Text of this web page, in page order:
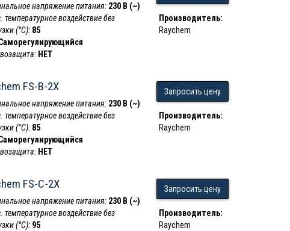
напряжение питания: 230 В (~)
температурное воздействие без
(°С): 85
НЕТ
Производитель:
Raychem
FS-B-2X
напряжение питания: 230 В (~)
температурное воздействие без
(°С): 85
НЕТ
Запросить цену
Производитель:
Raychem
FS-C-2X
напряжение питания: 230 В (~)
температурное воздействие без
(°С): 95
Запросить цену
Производитель:
Raychem